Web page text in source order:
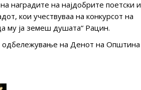
наградите на најдобрите поетски и
кои учествуваа на конкурсот на
му ја земеш душата“ Рацин.
одбележување на Денот на Општина